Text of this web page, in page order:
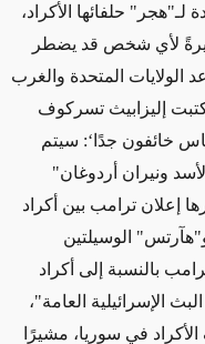
لـ"هجر" حلفائها الأكراد،
لأي شخص قد يضطر
الولايات المتحدة والغرب
إليزابيث تسركوف
خائفون جدًا‘: سيتم
ونيران أردوغان"
إعلان ترامب بين أكراد
الوسيلتين
بالنسبة إلى أكراد
الإسرائيلية العامة"،
في سوريا، مشيرًا